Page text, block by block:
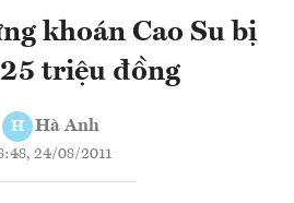
khoán Cao Su bị
triệu đồng
H Hà Anh
24/08/2011